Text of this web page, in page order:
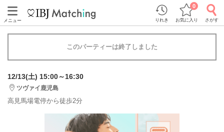
メニュー りれき お気に入り
0
さがす
このパーティーは終了しました
12/13(土) 15:00～16:30
ツヴァイ鹿児島
高見馬場電停から徒歩2分